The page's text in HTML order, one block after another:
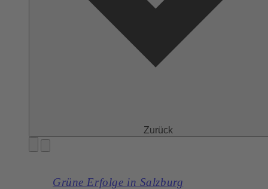
Zurück
Grüne Erfolge in Salzburg